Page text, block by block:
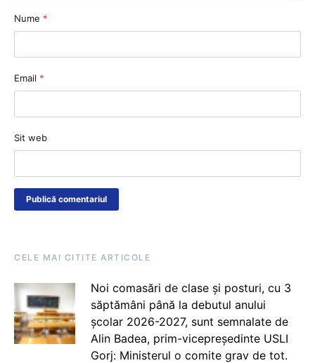
Nume *
Email *
Sit web
CELE MAI CITITE ARTICOLE
Noi comasări de clase și posturi, cu 3
săptămâni până la debutul anului
școlar 2026-2027, sunt semnalate de
Alin Badea, prim-vicepreședinte USLI
Gorj: Ministerul o comite grav de tot.